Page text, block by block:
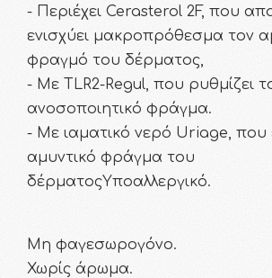
- Περιέχει Cerasterol 2F, που
ενισχύει μακροπρόθεσμα τον
φραγμό του δέρματος,
- Με TLR2-Regul, που ρυθμίζει
ανοσοποιητικό φράγμα.
- Με ιαματικό νερό Uriage, που
αμυντικό φράγμα του
δέρματοςΥποαλλεργικό.
Μη φαγεσωρογόνο.
Χωρίς άρωμα.